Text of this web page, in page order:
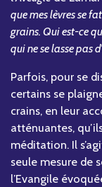
que mes lèvres se
grains. Qui est-ce
qui ne se lasse pas
Parfois, pour se
certains se
crains, en leur
atténuantes,
méditation. Il
seule mesure de
l’Evangile